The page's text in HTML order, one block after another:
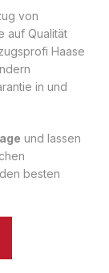
von
auf Qualität
Haase
in und
und lassen
besten